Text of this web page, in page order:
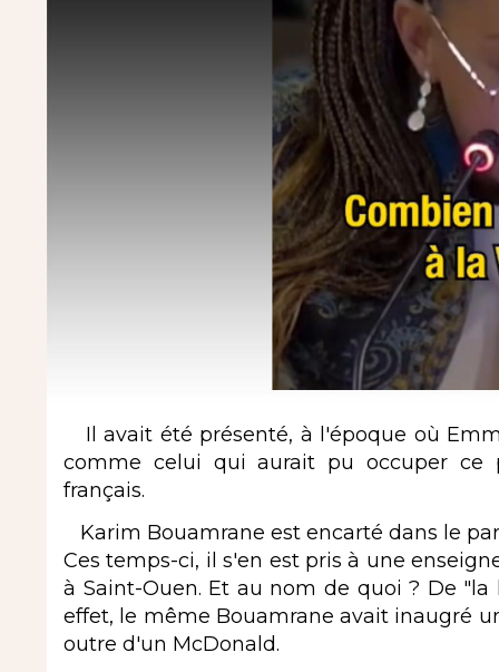
Il avait été présenté, à l'époque où
comme celui qui aurait pu occuper
français.
Karim Bouamrane est encarté dans le
Ces temps-ci, il s'en est pris à une
à Saint-Ouen. Et au nom de quoi ? De
effet, le même Bouamrane avait inaugré
outre d'un McDonald.